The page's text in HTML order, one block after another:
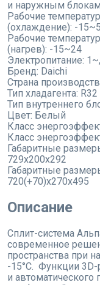
и наружным
Рабочие
(охлаждение): -
Рабочие
(нагрев): -15~24
Электропитание:
Бренд: Daichi
Страна
Тип хладагента: R32
Тип внутреннего
Цвет: Белый
Класс
Класс
Габаритные
729x200x292
Габаритные
720(+70)x270x495
Описание
Сплит-система
современное
пространства при
-15°С. Функции 3D-
и автоматического